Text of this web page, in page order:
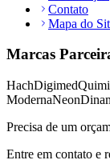
Contato
Mapa do
Marcas
HachDigimed
ModernaNeon
Precisa de um
Entre em contato e